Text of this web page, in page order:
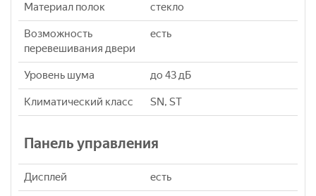
Материал полок стекло
Возможность
перевешивания двери
есть
Уровень шума до 43 дБ
Климатический класс SN, ST
Панель управления
Дисплей есть